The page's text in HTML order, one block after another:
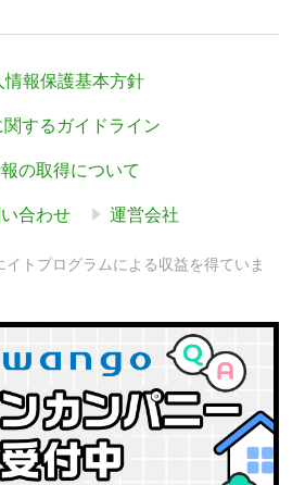
情報保護基本方針
するガイドライン
の取得について
合わせ 運営会社
トプログラムによる収益を得ていま